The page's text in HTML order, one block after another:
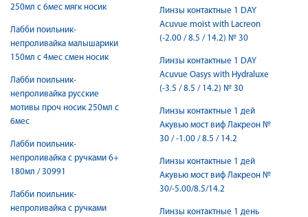
250мл с 6мес мягк носик
Лабби поильник-
непроливайка малышарики
150мл с 4мес смен носик
Лабби поильник-
непроливайка русские
мотивы проч носик 250мл с
6мес
Лабби поильник-
непроливайка с ручками 6+
180мл / 30991
Лабби поильник-
непроливайка с ручками
Линзы контактные 1 DAY
Acuvue moist with Lacreon
(-2.00 / 8.5 / 14.2) № 30
Линзы контактные 1 DAY
Acuvue Oasys with Hydraluxe
(-3.5 / 8.5 / 14.2) № 30
Линзы контактные 1 дей
Акувью мост виф Лакреон №
30 / -1.00 / 8.5 / 14.2
Линзы контактные 1 дей
Акувью мост виф Лакреон №
30/-5.00/8.5/14.2
Линзы контактные 1 день